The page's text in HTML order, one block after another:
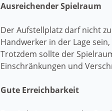
Ausreichender Spielraum
Der Aufstellplatz darf nicht
Handwerker in der Lage
Trotzdem sollte der
Einschränkungen und
Gute Erreichbarkeit